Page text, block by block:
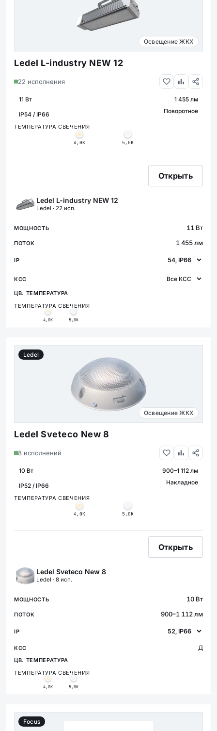
Освещение ЖКХ
Ledel L-industry NEW 12
22 исполнения
МОЩНОСТЬ
11 Вт СВЕТОВОЙ
1 455 лм
ЗАЩИТА
КРЕПЛЕНИЕ
Поворотное
ТЕМПЕРАТУРА СВЕЧЕНИЯ
4,0К 5,0К
Открыть
Ledel L-industry NEW 12
Ledel · 22 исп.
11 Вт
1 455 лм
ТЕМПЕРАТУРА СВЕЧЕНИЯ
4,0К 5,0К
Ledel
Освещение ЖКХ
Ledel Sveteco New 8
8 исполнений
МОЩНОСТЬ
10 Вт СВЕТОВОЙ ПОТОК
900–1 112 лм
ЗАЩИТА
Накладное
ТЕМПЕРАТУРА СВЕЧЕНИЯ
4,0К 5,0К
Открыть
Ledel Sveteco New 8
Ledel · 8 исп.
10 Вт
900–1 112 лм
Д
ТЕМПЕРАТУРА СВЕЧЕНИЯ
4,0К 5,0К
Focus